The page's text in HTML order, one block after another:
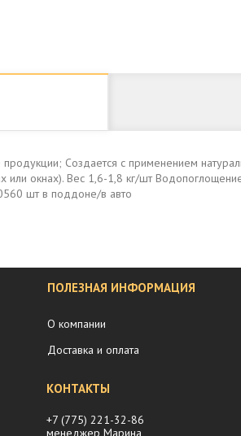
Создается с применением
или окнах). Вес 1,6-1,8 кг/шт
шт в поддоне/в авто
ПОЛЕЗНАЯ ИНФОРМАЦИЯ
О компании
Доставка и оплата
+7 (775) 221-32-86
менеджер Марина